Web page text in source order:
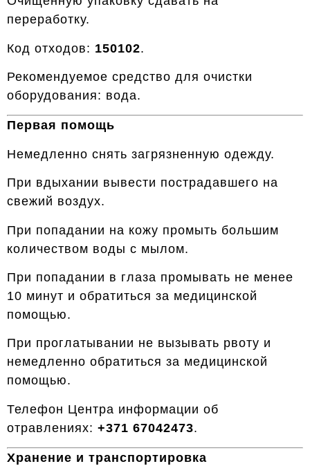
переработку.
Код отходов: 150102.
Рекомендуемое средство для очистки
оборудования: вода.
Первая помощь
Немедленно снять загрязненную одежду.
При вдыхании вывести пострадавшего на
свежий воздух.
При попадании на кожу промыть большим
количеством воды с мылом.
При попадании в глаза промывать не менее
10 минут и обратиться за медицинской
помощью.
При проглатывании не вызывать рвоту и
немедленно обратиться за медицинской
помощью.
Телефон Центра информации об
отравлениях: +371 67042473.
Хранение и транспортировка